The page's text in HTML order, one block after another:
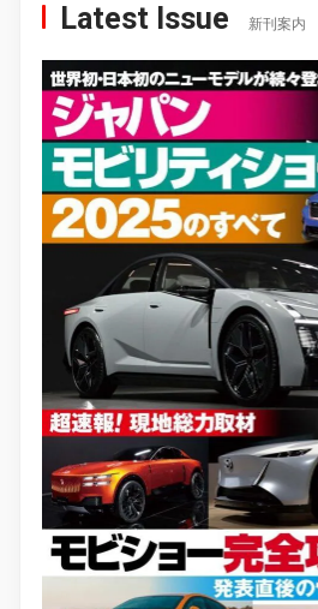
Latest Issue 新刊案内